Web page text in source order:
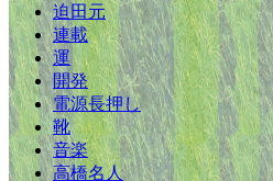
迫田元
連載
運
開発
電源長押し
靴
音楽
高橋名人